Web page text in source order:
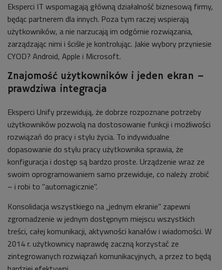
Eksperci IT wspomagają główną działalność biznesową firmy,
będąc partnerem dla innych. Poza tym raczej wspierają
użytkowników, a nie narzucają im odgórnie rozwiązania,
zarządzając nimi i ściśle je kontrolując. Jakie wybory przyniesie
CYOD? Android, Apple i Microsoft.
Znajomość użytkowników i jeden ekran –
prawdziwa integracja
Eksperci Unify przewidują, że dobrze rozpoznane potrzeby
użytkowników pozwolą na dostosowanie funkcji i możliwości
rozwiązań do pracy i stylu życia. To indywidualne
dopasowanie do stylu pracy użytkownika sprawia, że
konfiguracja i dostęp są bardzo proste. Urządzenie wraz ze
swoim oprogramowaniem samo przewiduje, co należy zrobić
– i robi to "automagicznie".
Konsolidacja wszystkiego na „jednym ekranie" zapewni
zgromadzenie w jednym dostępnym miejscu wszystkich
treści, całej komunikacji, aktywności kanałów i wiadomości. W
2014 r. użytkownicy naprawdę zaczną korzystać ze
zintegrowanych rozwiązań komunikacyjnych, a przez to będą